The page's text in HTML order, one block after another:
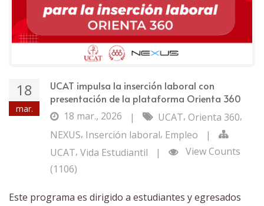
18
mar.
UCAT impulsa la inserción laboral con
presentación de la plataforma Orienta 360
18 mar., 2026
| UCAT, Orienta 360,
NEXUS, Inserción laboral, Empleo
|
UCAT, Vida Estudiantil |
View Counts
(1106)
Este programa es dirigido a estudiantes y egresados